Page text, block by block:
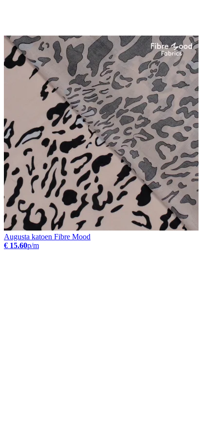
Augusta katoen Fibre Mood
€ 15.60p/m